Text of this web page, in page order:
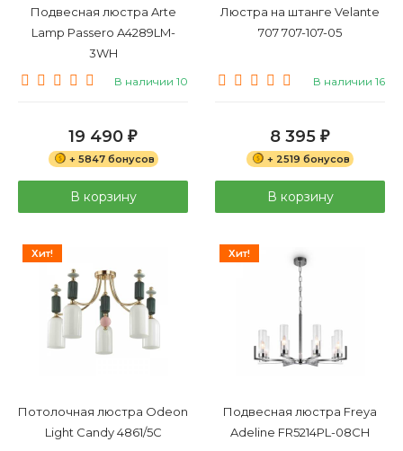
Подвесная люстра Arte
Lamp Passero A4289LM-
3WH
В наличии 10
19 490 ₽
+ 5847 бонусов
В корзину
Люстра на штанге Velante
707 707-107-05
В наличии 16
8 395 ₽
+ 2519 бонусов
В корзину
Хит!
Потолочная люстра Odeon
Light Candy 4861/5C
Хит!
Подвесная люстра Freya
Adeline FR5214PL-08CH